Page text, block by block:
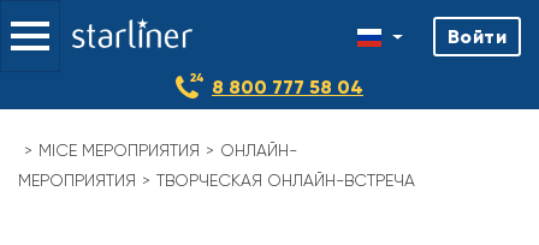
Войти
8 800 777 58 04
MICE МЕРОПРИЯТИЯ
ОНЛАЙН-
МЕРОПРИЯТИЯ
ТВОРЧЕСКАЯ ОНЛАЙН-ВСТРЕЧА